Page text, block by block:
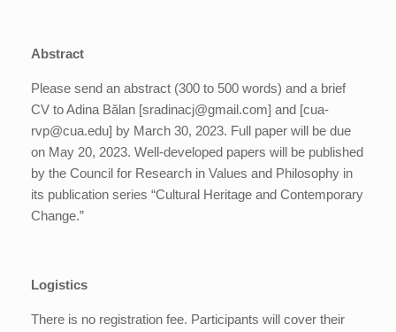
Abstract
Please send an abstract (300 to 500 words) and a brief
CV to Adina Bălan [sradinacj@gmail.com] and [cua-
rvp@cua.edu] by March 30, 2023. Full paper will be due
on May 20, 2023. Well-developed papers will be published
by the Council for Research in Values and Philosophy in
its publication series “Cultural Heritage and Contemporary
Change.”
Logistics
There is no registration fee. Participants will cover their